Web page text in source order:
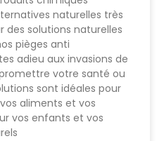
naturelles très
des solutions naturelles
pièges anti
adieu aux invasions de
votre santé ou
sont idéales pour
aliments et vos
vos enfants et vos